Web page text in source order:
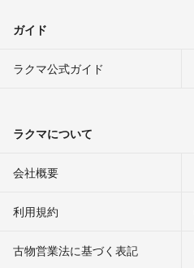
ガイド
ラクマ公式ガイド
ラクマについて
会社概要
利用規約
古物営業法に基づく表記